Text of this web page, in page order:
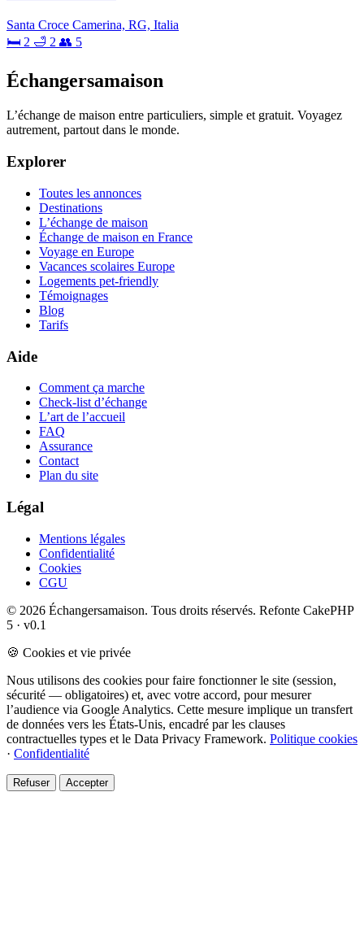
Santa Croce Camerina, RG, Italia
🛏 2 🛁 2 👥 5
Échangersamaison
L’échange de maison entre particuliers, simple et gratuit. Voyagez
autrement, partout dans le monde.
Explorer
Toutes les annonces
Destinations
L’échange de maison
Échange de maison en France
Voyage en Europe
Vacances scolaires Europe
Logements pet-friendly
Témoignages
Blog
Tarifs
Aide
Comment ça marche
Check-list d’échange
L’art de l’accueil
FAQ
Assurance
Contact
Plan du site
Légal
Mentions légales
Confidentialité
Cookies
CGU
© 2026 Échangersamaison. Tous droits réservés. Refonte CakePHP
5 · v0.1
🍪 Cookies et vie privée
Nous utilisons des cookies pour faire fonctionner le site (session,
sécurité — obligatoires) et, avec votre accord, pour mesurer
l’audience via Google Analytics. Cette mesure implique un transfert
de données vers les États-Unis, encadré par les clauses
contractuelles types et le Data Privacy Framework. Politique cookies
· Confidentialité
Refuser Accepter